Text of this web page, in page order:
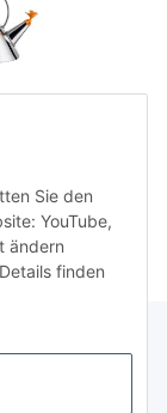
1l LAZ
Sie den
YouTube,
ändern
finden